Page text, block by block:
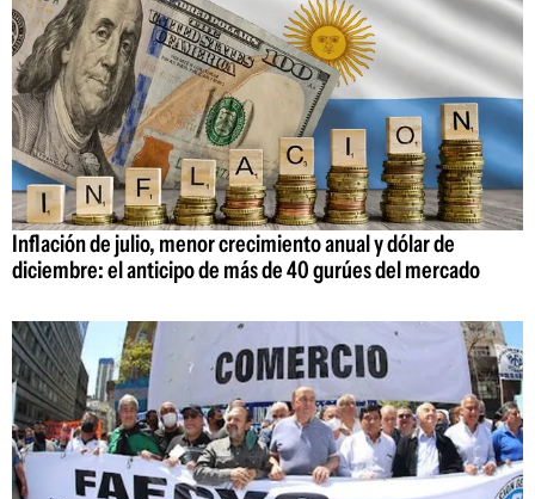
Inflación de julio, menor crecimiento anual y dólar de
diciembre: el anticipo de más de 40 gurúes del mercado